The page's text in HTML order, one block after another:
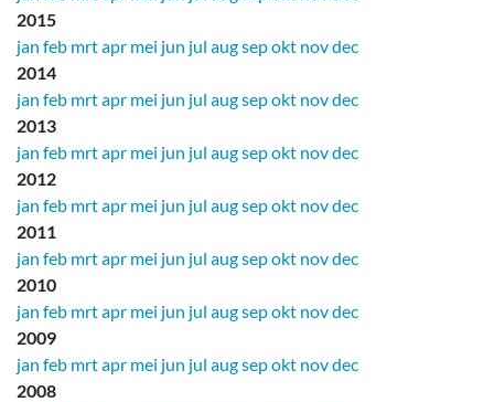
2015
jan feb mrtapr mei jun jul augsepokt novdec
2014
jan feb mrtapr mei jun jul augsepokt novdec
2013
jan feb mrtapr mei jun jul augsepokt novdec
2012
jan feb mrtapr mei jun jul augsepokt novdec
2011
jan feb mrtapr mei jun jul augsepokt novdec
2010
jan feb mrtapr mei jun jul augsepokt novdec
2009
jan feb mrtapr mei jun jul augsepokt novdec
2008